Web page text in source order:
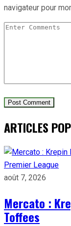
navigateur pour
ARTICLES
Premier League
août 7, 2026
Mercato :
Toffees